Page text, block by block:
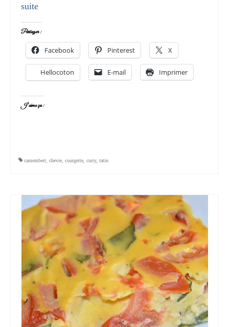
suite­­
Partager :
Facebook Pinterest X
Hellocoton E-mail Imprimer
J’aime ça :
camembert chevre courgette curry, tatin